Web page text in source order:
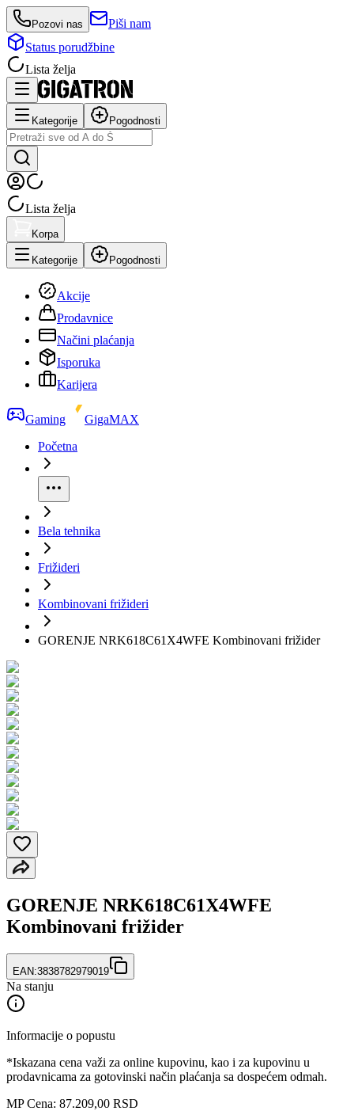
Pozovi nas
Piši nam
Status porudžbine
Lista želja
Kategorije Pogodnosti
Lista želja
Korpa
Kategorije Pogodnosti
Akcije
Prodavnice
Načini plaćanja
Isporuka
Karijera
Gaming
GigaMAX
Početna
Bela tehnika
Frižideri
Kombinovani frižideri
GORENJE NRK618C61X4WFE Kombinovani frižider
GORENJE NRK618C61X4WFE
Kombinovani frižider
EAN:3838782979019
Na stanju
Informacije o popustu
*Iskazana cena važi za online kupovinu, kao i za kupovinu u
prodavnicama za gotovinski način plaćanja sa dospećem odmah.
MP Cena: 87.209,00 RSD